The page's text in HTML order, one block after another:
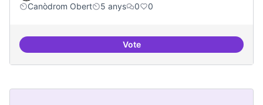
Canòdrom Obert
5 anys 0 0
VotePresència internacional